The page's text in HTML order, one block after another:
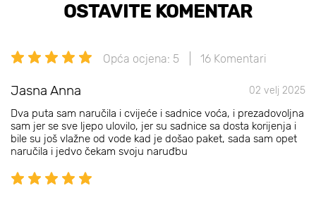
OSTAVITE KOMENTAR
Opća ocjena: 5 16 Komentari
Jasna Anna 02 velj 2025
Dva puta sam naručila i cvijeće i sadnice voća, i prezadovoljna
sam jer se sve ljepo ulovilo, jer su sadnice sa dosta korijenja i
bile su još vlažne od vode kad je došao paket, sada sam opet
naručila i jedvo čekam svoju naruđbu